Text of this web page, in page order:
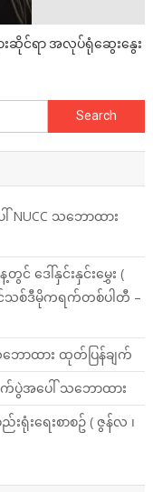
းဆိုင်ရာ အလုပ်ရုံဆွေးနွေး
Search
for:
ါ် NUCC သဘောထား
ဒေါ်နှင်းနှင်းမွှေး (
သစ်ဒီမိုကရက်တစ်ပါတီ –
ောထား ထုတ်ပြန်ချက်
က်ပွဲအပေါ် သဘောထား
းရေးစာစဥ် ( ဇွန်လ ၊